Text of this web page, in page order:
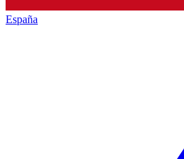
España